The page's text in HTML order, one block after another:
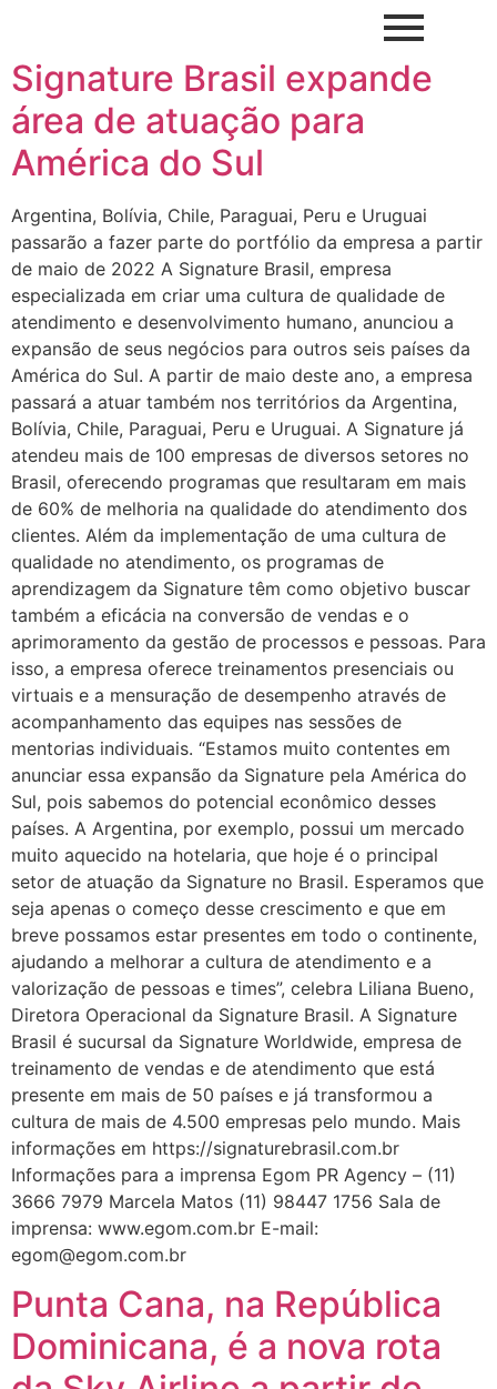
Signature Brasil expande
área de atuação para
América do Sul
Argentina, Bolívia, Chile, Paraguai, Peru e Uruguai
passarão a fazer parte do portfólio da empresa a partir
de maio de 2022 A Signature Brasil, empresa
especializada em criar uma cultura de qualidade de
atendimento e desenvolvimento humano, anunciou a
expansão de seus negócios para outros seis países da
América do Sul. A partir de maio deste ano, a empresa
passará a atuar também nos territórios da Argentina,
Bolívia, Chile, Paraguai, Peru e Uruguai. A Signature já
atendeu mais de 100 empresas de diversos setores no
Brasil, oferecendo programas que resultaram em mais
de 60% de melhoria na qualidade do atendimento dos
clientes. Além da implementação de uma cultura de
qualidade no atendimento, os programas de
aprendizagem da Signature têm como objetivo buscar
também a eficácia na conversão de vendas e o
aprimoramento da gestão de processos e pessoas. Para
isso, a empresa oferece treinamentos presenciais ou
virtuais e a mensuração de desempenho através de
acompanhamento das equipes nas sessões de
mentorias individuais. “Estamos muito contentes em
anunciar essa expansão da Signature pela América do
Sul, pois sabemos do potencial econômico desses
países. A Argentina, por exemplo, possui um mercado
muito aquecido na hotelaria, que hoje é o principal
setor de atuação da Signature no Brasil. Esperamos que
seja apenas o começo desse crescimento e que em
breve possamos estar presentes em todo o continente,
ajudando a melhorar a cultura de atendimento e a
valorização de pessoas e times”, celebra Liliana Bueno,
Diretora Operacional da Signature Brasil. A Signature
Brasil é sucursal da Signature Worldwide, empresa de
treinamento de vendas e de atendimento que está
presente em mais de 50 países e já transformou a
cultura de mais de 4.500 empresas pelo mundo. Mais
informações em https://signaturebrasil.com.br
Informações para a imprensa Egom PR Agency – (11)
3666 7979 Marcela Matos (11) 98447 1756 Sala de
imprensa: www.egom.com.br E-mail:
egom@egom.com.br
Punta Cana, na República
Dominicana, é a nova rota